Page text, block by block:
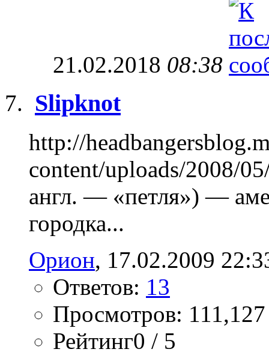
21.02.2018 08:38
Slipknot
http://
content/uploads/2008/
англ. — «петля») —
городка...
Орион, 17.02.2009
Ответов: 13
Просмотров: 111,127
Рейтинг0 / 5